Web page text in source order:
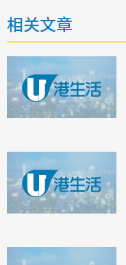
相关文章